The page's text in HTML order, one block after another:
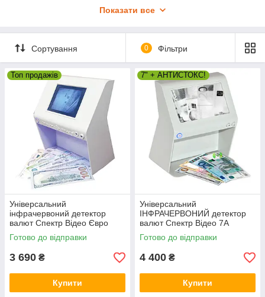
перевірку в ультрафіолетовому
відображення інфрачервоного (ІЧ)
образу банкноти;
перевірку на просвіт (водяні знаки,
захисні смуги);
зчитування магнітних міток;
перевірку геометричних розмірів
(лінійки);
перевірку мікрошрифту та інших
дрібних елементів за допомогою
оптичного збільшення.
Показати все
Сортування 0 Фільтри
Топ продажів
Універсальний
інфрачервоний детектор
валют Спектр Відео Євро
(опція "миша" ОМ)
Готово до відправки
3 690 ₴
Купити
7" + АНТИСТОКС!
Універсальний
ІНФРАЧЕРВОНИЙ детектор
валют Спектр Відео 7А
Готово до відправки
4 400 ₴
Купити